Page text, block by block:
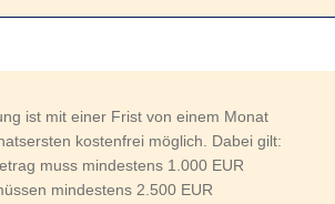
ist mit einer Frist von einem Monat
kostenfrei möglich. Dabei gilt:
muss mindestens 1.000 EUR
mindestens 2.500 EUR